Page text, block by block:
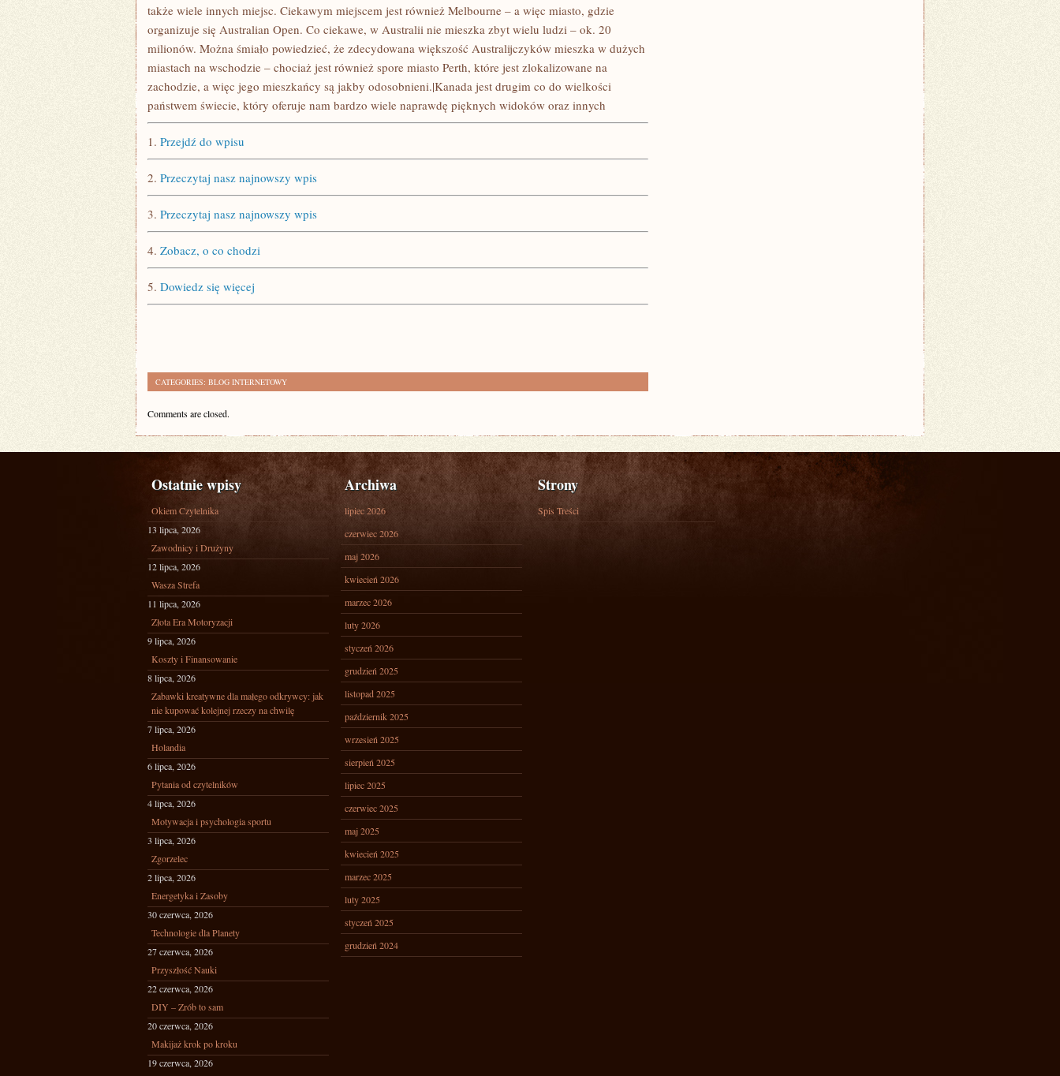
także wiele innych miejsc. Ciekawym miejscem jest również Melbourne – a więc miasto, gdzie
organizuje się Australian Open. Co ciekawe, w Australii nie mieszka zbyt wielu ludzi – ok. 20
milionów. Można śmiało powiedzieć, że zdecydowana większość Australijczyków mieszka w dużych
miastach na wschodzie – chociaż jest również spore miasto Perth, które jest zlokalizowane na
zachodzie, a więc jego mieszkańcy są jakby odosobnieni.|Kanada jest drugim co do wielkości
państwem świecie, który oferuje nam bardzo wiele naprawdę pięknych widoków oraz innych
1. Przejdź do wpisu
2. Przeczytaj nasz najnowszy wpis
3. Przeczytaj nasz najnowszy wpis
4. Zobacz, o co chodzi
5. Dowiedz się więcej
CATEGORIES: BLOG INTERNETOWY
Comments are closed.
Ostatnie wpisy
Okiem Czytelnika
13 lipca, 2026
Zawodnicy i Drużyny
12 lipca, 2026
Wasza Strefa
11 lipca, 2026
Złota Era Motoryzacji
9 lipca, 2026
Koszty i Finansowanie
8 lipca, 2026
Zabawki kreatywne dla małego odkrywcy: jak
nie kupować kolejnej rzeczy na chwilę
7 lipca, 2026
Holandia
6 lipca, 2026
Pytania od czytelników
4 lipca, 2026
Motywacja i psychologia sportu
3 lipca, 2026
Zgorzelec
2 lipca, 2026
Energetyka i Zasoby
30 czerwca, 2026
Technologie dla Planety
27 czerwca, 2026
Przyszłość Nauki
22 czerwca, 2026
DIY – Zrób to sam
20 czerwca, 2026
Makijaż krok po kroku
19 czerwca, 2026
Archiwa
lipiec 2026
czerwiec 2026
maj 2026
kwiecień 2026
marzec 2026
luty 2026
styczeń 2026
grudzień 2025
listopad 2025
październik 2025
wrzesień 2025
sierpień 2025
lipiec 2025
czerwiec 2025
maj 2025
kwiecień 2025
marzec 2025
luty 2025
styczeń 2025
grudzień 2024
Strony
Spis Treści